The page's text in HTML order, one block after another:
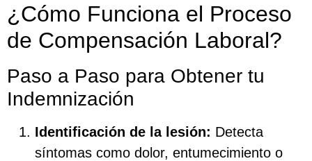
¿Cómo Funciona el Proceso
de Compensación Laboral?
Paso a Paso para Obtener tu
Indemnización
Identificación de la lesión: Detecta
síntomas como dolor, entumecimiento o